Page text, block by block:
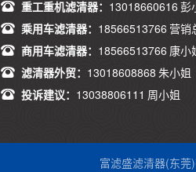
重工重机滤清器： 13018660616 彭
乘用车滤清器： 18566513766 营销
商用车滤清器： 18566513766 康小
滤清器外贸： 13018608868 朱小姐
投诉建议： 13038806111 周小姐
富滤盛滤清器(东莞